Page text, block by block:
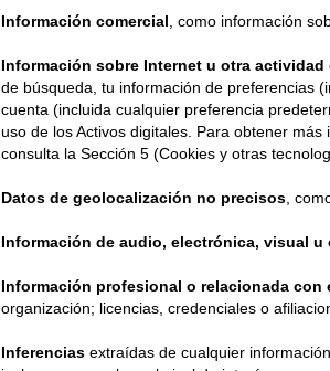
Información comercial , como información
Información sobre Internet u otra actividad
de búsqueda, tu información de preferencias
cuenta (incluida cualquier preferencia
uso de los Activos digitales. Para obtener
consulta la Sección 5 (Cookies y otras
Datos de geolocalización no precisos ,
Información de audio, electrónica, visual
Información profesional o relacionada con
organización; licencias, credenciales o
Inferencias extraídas de cualquier